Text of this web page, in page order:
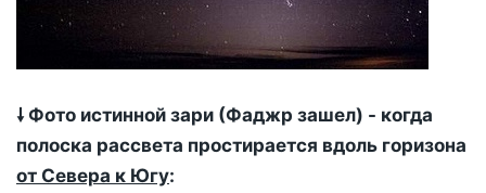
🠗 Фото истинной зари (Фаджр зашел) - когда
полоска рассвета простирается вдоль горизона
от Севера к Югу: